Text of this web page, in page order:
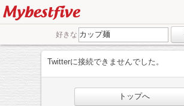
好きな
Twitterに接続できませんでした。
トップへ